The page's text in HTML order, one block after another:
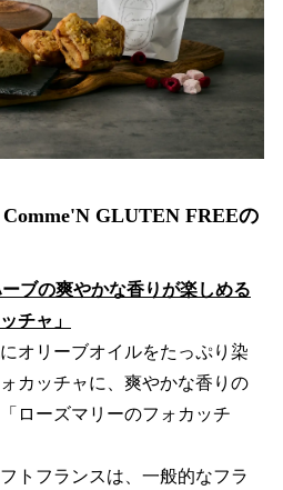
GLUTEN FREEの
ブの爽やかな香りが楽しめる
チャ」
オリーブオイルをたっぷり染
カッチャに、爽やかな香りの
ローズマリーのフォカッチ
トフランスは、一般的なフラ